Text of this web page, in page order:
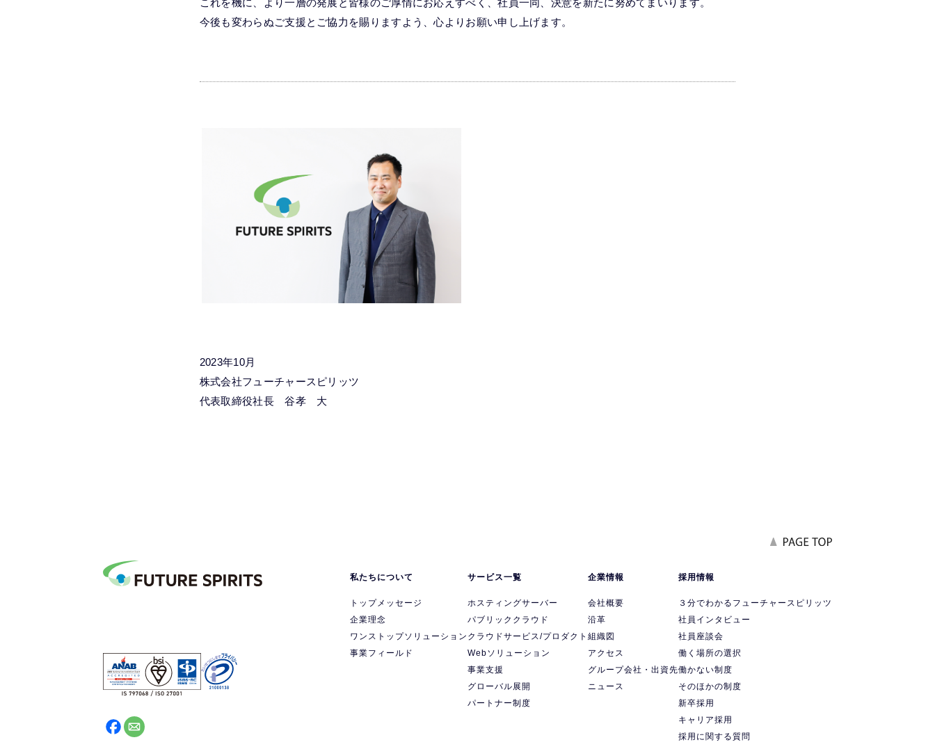
これを機に、より一層の発展と皆様のご厚情にお応えすべく、社員一同、決意を新たに努めてまいります。
今後も変わらぬご支援とご協力を賜りますよう、心よりお願い申し上げます。
2023年10月
株式会社フューチャースピリッツ
代表取締役社長 谷孝 大
私たちについて
トップメッセージ
企業理念
ワンストップソリューション
事業フィールド
サービス一覧
ホスティングサーバー
パブリッククラウド
クラウドサービス/プロダクト
Webソリューション
事業支援
グローバル展開
パートナー制度
企業情報
会社概要
沿革
組織図
アクセス
グループ会社・出資先
ニュース
採用情報
３分でわかるフューチャースピリッツ
社員インタビュー
社員座談会
働く場所の選択
働かない制度
そのほかの制度
新卒採用
キャリア採用
採用に関する質問